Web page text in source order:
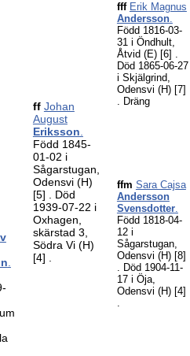
ff Johan
August
Eriksson
Född 1845-
01-02 i
Sågarstugan,
Odensvi (H)
[5]
. Död
1939-07-22 i
Oxhagen,
skärstad 3,
Södra Vi (H)
[4]
fff Erik Magnus
Andersson.
Född 1816-03-
31 i Öndhult,
Åtvid (E) [6] .
Död 1865-06-27
i Skjälgrind,
Odensvi (H) [7]
. Dräng
ffm Sara Cajsa
Andersson
Svensdotter.
Född 1818-04-
12 i
Sågarstugan,
Odensvi (H) [8]
. Död 1904-11-
17 i Öja,
Odensvi (H) [4]
.